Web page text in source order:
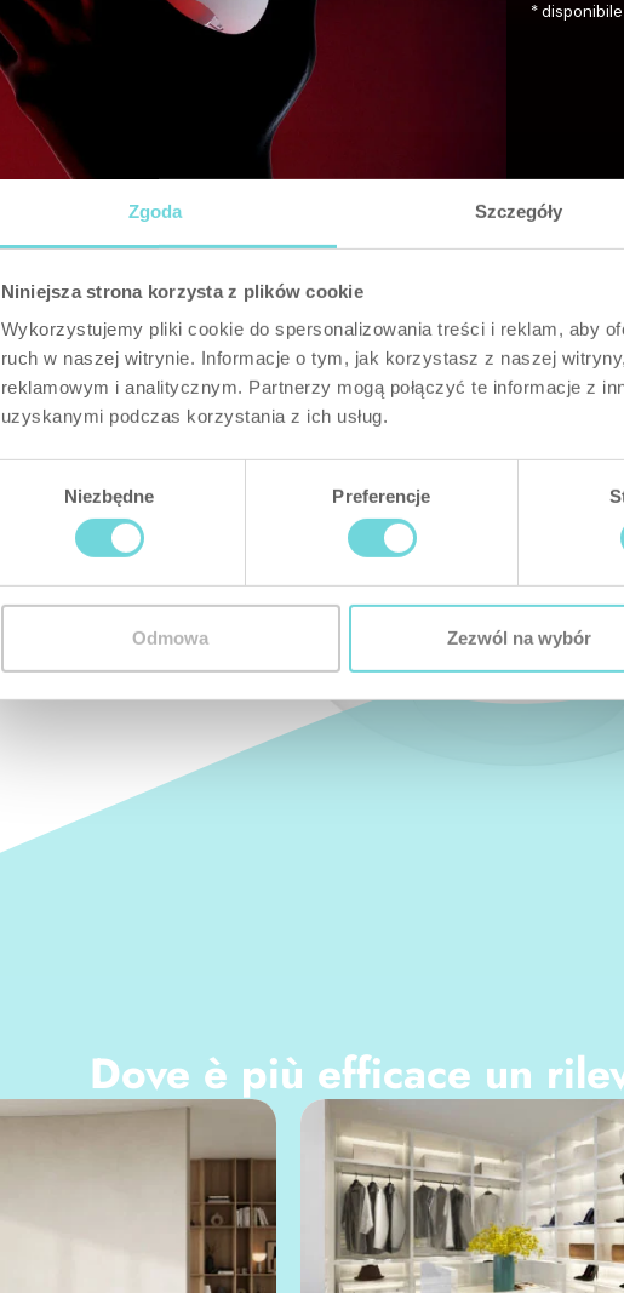
Zgoda Szczegóły
Niniejsza strona korzysta z plików cookie
Wykorzystujemy pliki cookie do spersonalizowania treści i reklam, aby
ruch w naszej witrynie. Informacje o tym, jak korzystasz z naszej
reklamowym i analitycznym. Partnerzy mogą połączyć te informacje z
uzyskanymi podczas korzystania z ich usług.
Niezbędne Preferencje
Odmowa Zezwól na wybór
*
Dove è più efficace un